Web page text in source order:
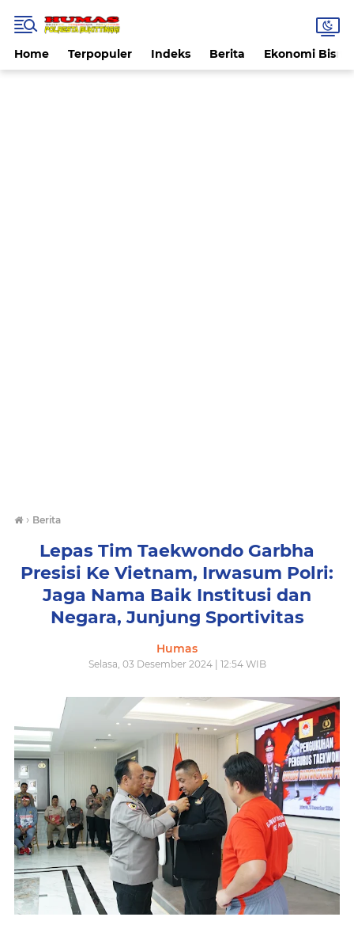
Home Terpopuler Indeks Berita Ekonomi Bisnis
› Berita
Lepas Tim Taekwondo Garbha
Presisi Ke Vietnam, Irwasum Polri:
Jaga Nama Baik Institusi dan
Negara, Junjung Sportivitas
Humas
Selasa, 03 Desember 2024 | 12:54 WIB